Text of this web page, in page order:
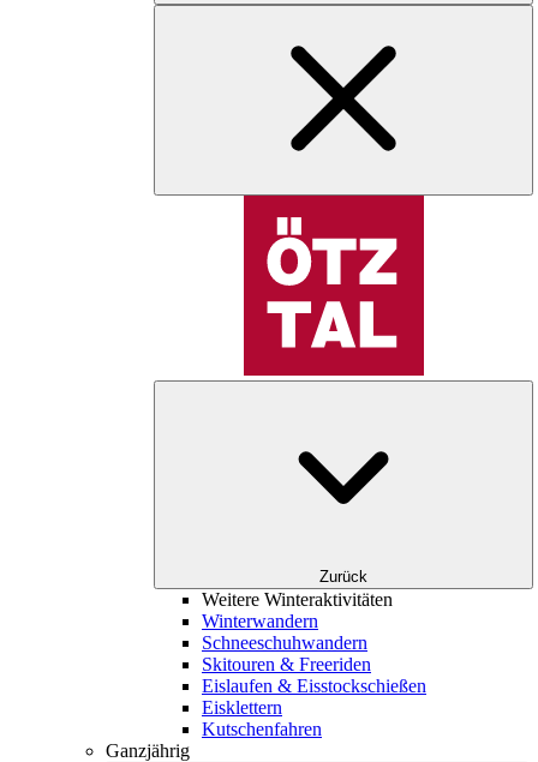
Zurück
Weitere Winteraktivitäten
Winterwandern
Schneeschuhwandern
Skitouren & Freeriden
Eislaufen & Eisstockschießen
Eisklettern
Kutschenfahren
Ganzjährig